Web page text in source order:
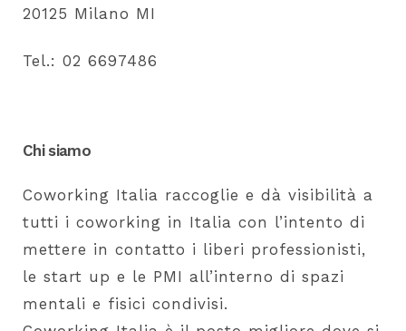
20125 Milano MI
Tel.: 02 6697486
Chi siamo
Coworking Italia raccoglie e dà visibilità a
tutti i coworking in Italia con l’intento di
mettere in contatto i liberi professionisti,
le start up e le PMI all’interno di spazi
mentali e fisici condivisi.